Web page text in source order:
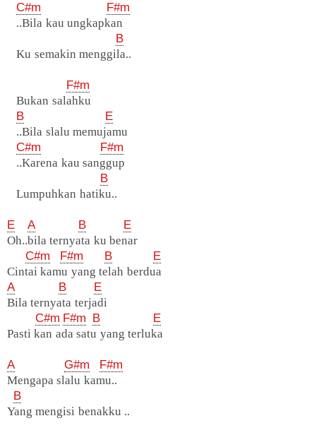
C#m
F#m
..Bila kau ungkapkan
B
Ku semakin menggila..
F#m
Bukan salahku
B
E
..Bila slalu memujamu
C#m
F#m
..Karena kau sanggup
B
Lumpuhkan hatiku..
E A B
E
Oh..bila ternyata ku benar
C#m
F#m B
E
Cintai kamu yang telah berdua
A
B
E
Bila ternyata terjadi
C#m F#m B
E
Pasti kan ada satu yang terluka
A G#m
F#m
Mengapa slalu kamu..
B
Yang mengisi benakku ..